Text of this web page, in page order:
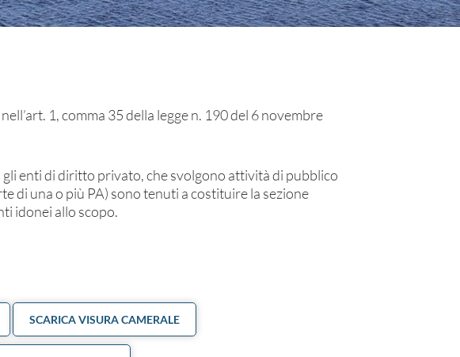
1, comma 35 della legge n. 190 del 6 novembre
enti di diritto privato, che svolgono attività di pubblico
di una o più PA) sono tenuti a costituire la sezione
idonei allo scopo.
SCARICA VISURA CAMERALE